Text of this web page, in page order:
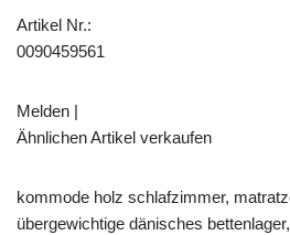
Artikel Nr.:
0090459561
Melden |
Ähnlichen Artikel verkaufen
kommode holz schlafzimmer,
übergewichtige dänisches